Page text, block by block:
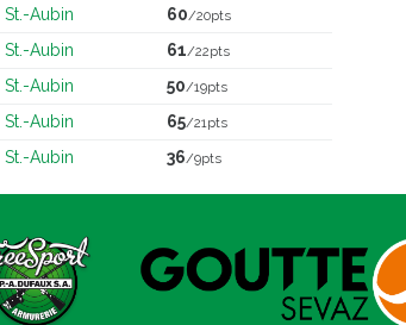
St.-Aubin 60/20pts
St.-Aubin 61/22pts
St.-Aubin 50/19pts
St.-Aubin 65/21pts
St.-Aubin 36/9pts